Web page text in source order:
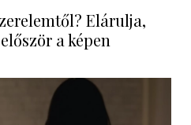
Elárulja,
a képen